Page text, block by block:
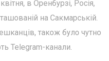
в Оренбурзі, Росія,
на Сакмарській.
також було чутно
Telegram-канали.